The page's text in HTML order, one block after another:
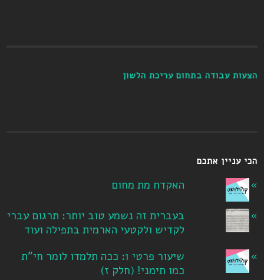
הצעות עבודה בתחום עריכת הלשון
הכי עניין אתכם
האקדח מת מחום
בעברית זה נשמע טוב יותר: תרגום עברי
לקדיש ולקטעי הארמית בתפילה ועוד
שיעור פרטי 1: ככה תלמדו לומר חי"ת
כמו תימני! ‏(חלק ז‏)